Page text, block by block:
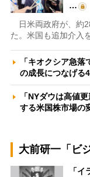
…
日米両政府が、約
た。米国も追加介入
「キオクシア急
の成長につなげ
「NYダウは高値
する米国株市場
大前研一「ビ
「